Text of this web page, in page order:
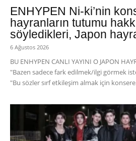
ENHYPEN Ni-ki’nin
hayranların tutumu
söyledikleri, Japon
6 Ağustos 2026
BU ENHYPEN CANLI YAYINI O JAPON
"Bazen sadece fark edilmek/ilgi görmek
"Bu sözler sırf etkileşim almak için